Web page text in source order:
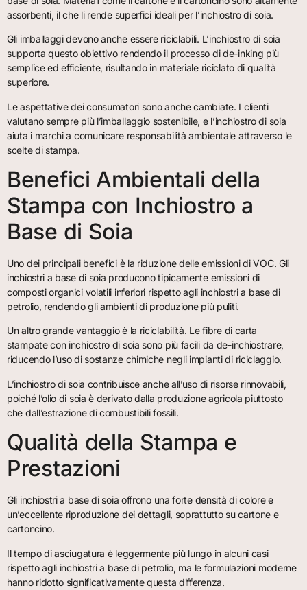
assorbenti, il che li rende superfici ideali per l’inchiostro di soia.
Gli imballaggi devono anche essere riciclabili. L’inchiostro di soia
supporta questo obiettivo rendendo il processo di de-inking più
semplice ed efficiente, risultando in materiale riciclato di qualità
superiore.
Le aspettative dei consumatori sono anche cambiate. I clienti
valutano sempre più l’imballaggio sostenibile, e l’inchiostro di soia
aiuta i marchi a comunicare responsabilità ambientale attraverso le
scelte di stampa.
Benefici Ambientali della
Stampa con Inchiostro a
Base di Soia
Uno dei principali benefici è la riduzione delle emissioni di VOC. Gli
inchiostri a base di soia producono tipicamente emissioni di
composti organici volatili inferiori rispetto agli inchiostri a base di
petrolio, rendendo gli ambienti di produzione più puliti.
Un altro grande vantaggio è la riciclabilità. Le fibre di carta
stampate con inchiostro di soia sono più facili da de-inchiostrare,
riducendo l’uso di sostanze chimiche negli impianti di riciclaggio.
L’inchiostro di soia contribuisce anche all’uso di risorse rinnovabili,
poiché l’olio di soia è derivato dalla produzione agricola piuttosto
che dall’estrazione di combustibili fossili.
Qualità della Stampa e
Prestazioni
Gli inchiostri a base di soia offrono una forte densità di colore e
un’eccellente riproduzione dei dettagli, soprattutto su cartone e
cartoncino.
Il tempo di asciugatura è leggermente più lungo in alcuni casi
rispetto agli inchiostri a base di petrolio, ma le formulazioni moderne
hanno ridotto significativamente questa differenza.